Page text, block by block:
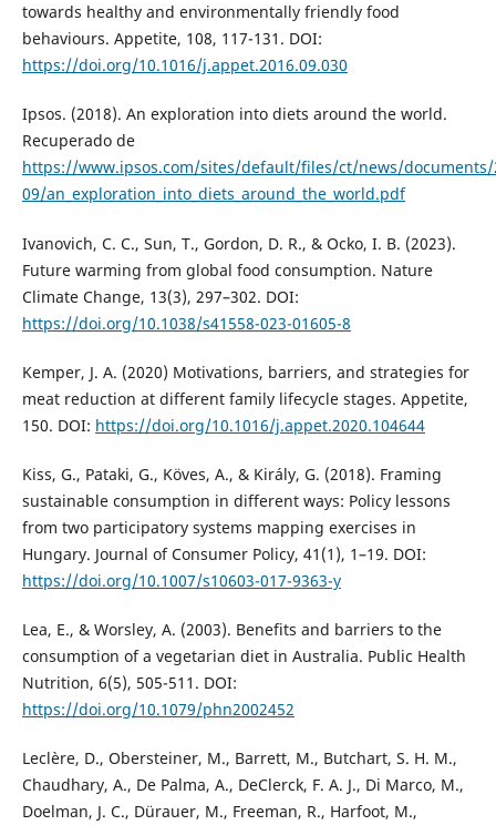
towards healthy and environmentally friendly food
behaviours. Appetite, 108, 117-131. DOI:
https://doi.org/10.1016/j.appet.2016.09.030
Ipsos. (2018). An exploration into diets around the world.
Recuperado de
https://www.ipsos.com/sites/default/files/ct/news/documents/
09/an_exploration_into_diets_around_the_world.pdf
Ivanovich, C. C., Sun, T., Gordon, D. R., & Ocko, I. B. (2023).
Future warming from global food consumption. Nature
Climate Change, 13(3), 297–302. DOI:
https://doi.org/10.1038/s41558-023-01605-8
Kemper, J. A. (2020) Motivations, barriers, and strategies for
meat reduction at different family lifecycle stages. Appetite,
150. DOI: https://doi.org/10.1016/j.appet.2020.104644
Kiss, G., Pataki, G., Köves, A., & Király, G. (2018). Framing
sustainable consumption in different ways: Policy lessons
from two participatory systems mapping exercises in
Hungary. Journal of Consumer Policy, 41(1), 1–19. DOI:
https://doi.org/10.1007/s10603-017-9363-y
Lea, E., & Worsley, A. (2003). Benefits and barriers to the
consumption of a vegetarian diet in Australia. Public Health
Nutrition, 6(5), 505-511. DOI:
https://doi.org/10.1079/phn2002452
Leclère, D., Obersteiner, M., Barrett, M., Butchart, S. H. M.,
Chaudhary, A., De Palma, A., DeClerck, F. A. J., Di Marco, M.,
Doelman, J. C., Dürauer, M., Freeman, R., Harfoot, M.,